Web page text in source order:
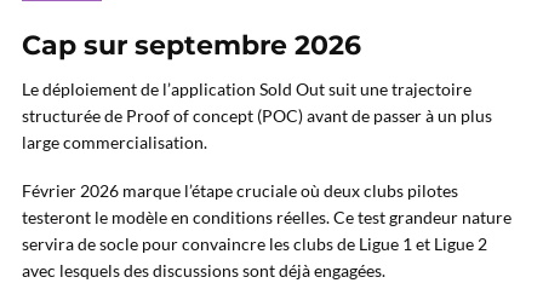
Cap sur septembre 2026
Le déploiement de l’application Sold Out suit une trajectoire
structurée de Proof of concept (POC) avant de passer à un plus
large commercialisation.
Février 2026 marque l’étape cruciale où deux clubs pilotes
testeront le modèle en conditions réelles. Ce test grandeur nature
servira de socle pour convaincre les clubs de Ligue 1 et Ligue 2
avec lesquels des discussions sont déjà engagées.